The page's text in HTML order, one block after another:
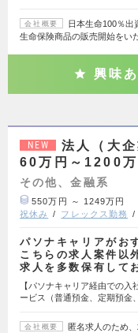
会社概要
日本生命100％出
生命保険商品の販売開始をい
興味あ
NEW
法人（大
60万円～1200万
その他、金融系
550万円 ～ 1249万円
祝休み
フレックス勤務
パソナキャリアがお
こちらの求人案件以
求人を多数保有して
【パソナキャリア経由での
ービス（普通預金、定期預
会社概要
匿名求人のため